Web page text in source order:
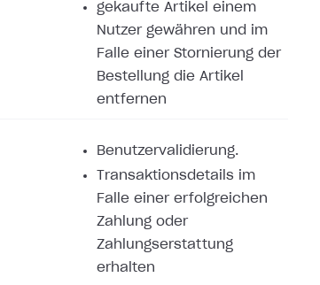
gekaufte Artikel einem
Nutzer gewähren und im
Falle einer Stornierung der
Bestellung die Artikel
entfernen
Benutzervalidierung.
Transaktionsdetails im
Falle einer erfolgreichen
Zahlung oder
Zahlungserstattung
erhalten